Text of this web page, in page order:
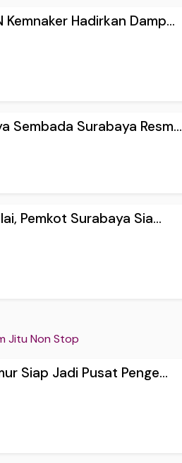
Hadirkan Damp...
Sembada Surabaya Resm...
Pemkot Surabaya Sia...
Jitu Non Stop
Siap Jadi Pusat Penge...